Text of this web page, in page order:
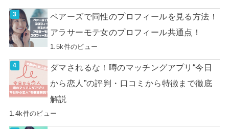
ペアーズで同性のプロフィールを見る方法！
アラサーモテ女のプロフィール共通点！
1.5k件のビュー
ダマされるな！噂のマッチングアプリ“今日
から恋人”の評判・口コミから特徴まで徹底
解説
1.4k件のビュー